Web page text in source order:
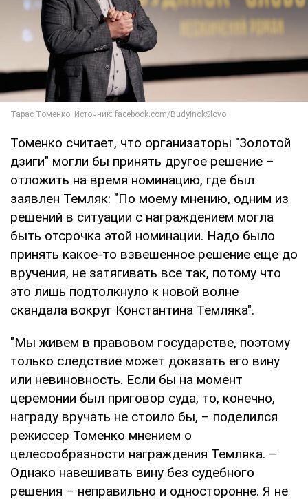
Томенко считает, что организаторы "Золотой
дзиги" могли бы принять другое решение –
отложить на время номинацию, где был
заявлен Темляк: "По моему мнению, одним из
решений в ситуации с награждением могла
быть отсрочка этой номинации. Надо было
принять какое-то взвешенное решение еще до
вручения, не затягивать все так, потому что
это лишь подтолкнуло к новой волне
скандала вокруг Константина Темляка".
"Мы живем в правовом государстве, поэтому
только следствие может доказать его вину
или невиновность. Если бы на момент
церемонии был приговор суда, то, конечно,
награду вручать не стоило бы, – поделился
режиссер Томенко мнением о
целесообразности награждения Темляка. –
Однако навешивать вину без судебного
решения – неправильно и односторонне. Я не